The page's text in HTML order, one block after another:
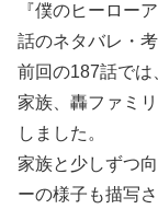
『僕のヒーロー
話のネタバレ・
前回の187話で
家族、轟ファミ
しました。
家族と少しずつ
ーの様子も描写